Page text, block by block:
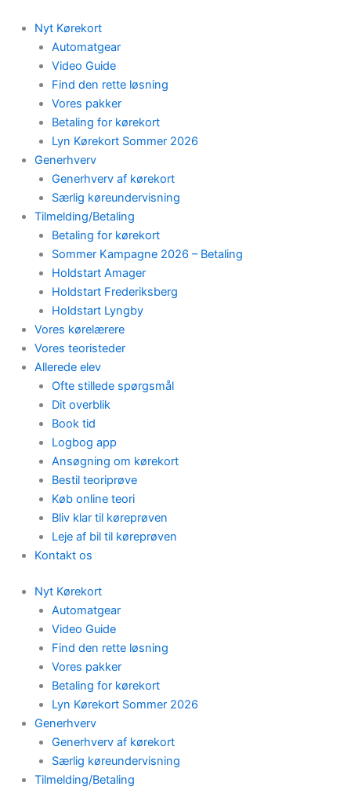
content
Nyt Kørekort
Automatgear
Video Guide
Find den rette løsning
Vores pakker
Betaling for kørekort
Lyn Kørekort Sommer 2026
Generhverv
Generhverv af kørekort
Særlig køreundervisning
Tilmelding/Betaling
Betaling for kørekort
Sommer Kampagne 2026 – Betaling
Holdstart Amager
Holdstart Frederiksberg
Holdstart Lyngby
Vores kørelærere
Vores teoristeder
Allerede elev
Ofte stillede spørgsmål
Dit overblik
Book tid
Logbog app
Ansøgning om kørekort
Bestil teoriprøve
Køb online teori
Bliv klar til køreprøven
Leje af bil til køreprøven
Kontakt os
Nyt Kørekort
Automatgear
Video Guide
Find den rette løsning
Vores pakker
Betaling for kørekort
Lyn Kørekort Sommer 2026
Generhverv
Generhverv af kørekort
Særlig køreundervisning
Tilmelding/Betaling